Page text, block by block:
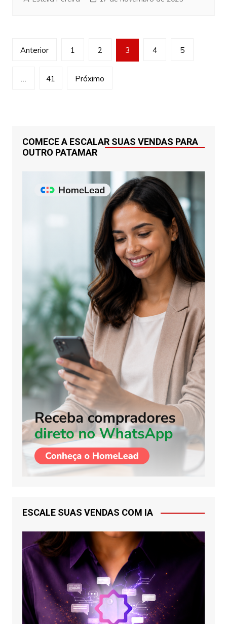
Navegação
posts
Anterior 1 2 3 4 5
… 41 Próximo
COMECE A ESCALAR SUAS VENDAS PARA
OUTRO PATAMAR
ESCALE SUAS VENDAS COM IA